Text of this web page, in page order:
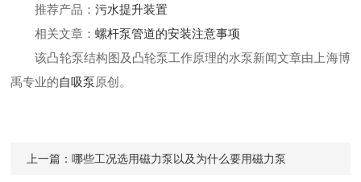
推荐产品：污水提升装置
相关文章：螺杆泵管道的安装注意事项
该凸轮泵结构图及凸轮泵工作原理的水泵新闻文章由上海博
禹专业的自吸泵原创。
上一篇：哪些工况选用磁力泵以及为什么要用磁力泵